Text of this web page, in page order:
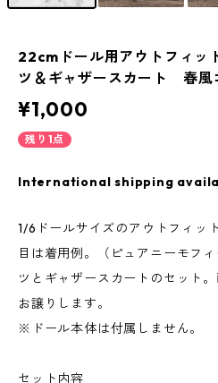
22cmドール用アウトフィ
ツ＆ギャザースカート 春風
¥1,000
残り1点
International shipping
1/6ドールサイズのアウトフィッ
目は着用例。（ピュアニーモフ
ツとギャザースカートのセット
お譲りします。
※ドール本体は付属しません。
セット内容